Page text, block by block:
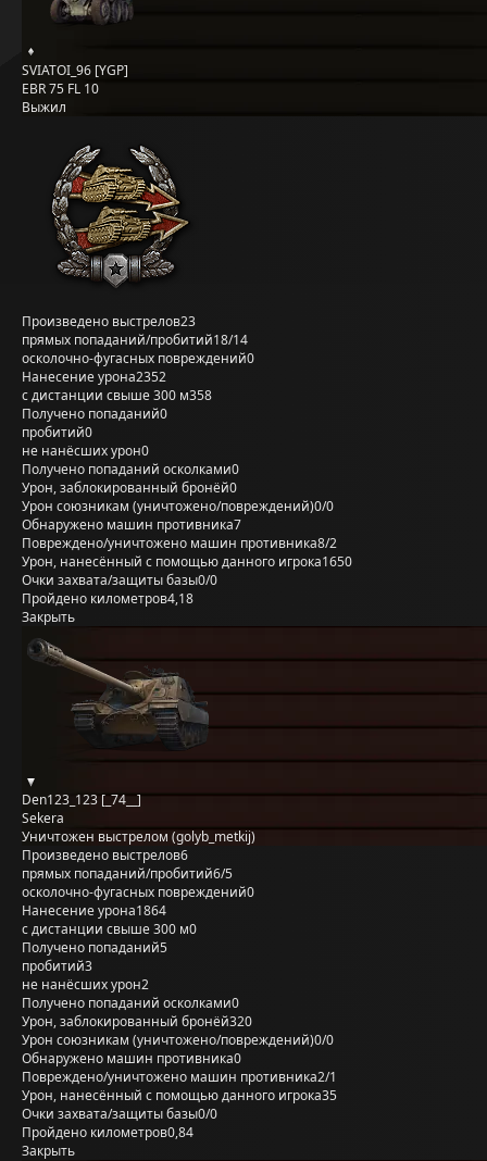
SVIATOI_96 [YGP]
EBR 75 FL 10
Выжил
Произведено выстрелов23
прямых попаданий/пробитий18/14
осколочно-фугасных повреждений0
Нанесение урона2352
с дистанции свыше 300 м358
Получено попаданий0
пробитий0
не нанёсших урон0
Получено попаданий осколками0
Урон, заблокированный бронёй0
Урон союзникам (уничтожено/повреждений)0/0
Обнаружено машин противника7
Повреждено/уничтожено машин противника8/2
Урон, нанесённый с помощью данного игрока1650
Очки захвата/защиты базы0/0
Пройдено километров4,18
Закрыть
Den123_123 [_74__]
Sekera
Уничтожен выстрелом (golyb_metkij)
Произведено выстрелов6
прямых попаданий/пробитий6/5
осколочно-фугасных повреждений0
Нанесение урона1864
с дистанции свыше 300 м0
Получено попаданий5
пробитий3
не нанёсших урон2
Получено попаданий осколками0
Урон, заблокированный бронёй320
Урон союзникам (уничтожено/повреждений)0/0
Обнаружено машин противника0
Повреждено/уничтожено машин противника2/1
Урон, нанесённый с помощью данного игрока35
Очки захвата/защиты базы0/0
Пройдено километров0,84
Закрыть